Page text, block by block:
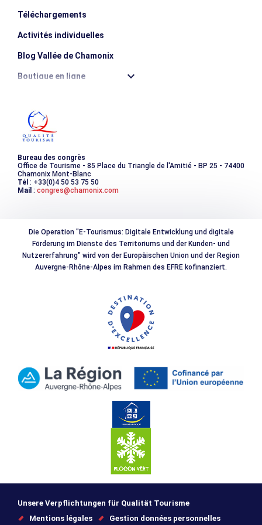
Öffnungszeiten der Skipisten und Langlaufloipen per
Gemeindeerlass verboten: Sie müssen dann auf dem
und eingeschlossen ist!
Überflug unterhalb von 1000 m/Boden verboten,
Starthöhe
Téléchargements
Activités individuelles
Blog Vallée de Chamonix
Boutique en ligne
Les incontournables
Photothèque
Bureau des congrès
Office de Tourisme - 85 Place du Triangle de l'Amitié - BP 25 - 74400
Chamonix Mont-Blanc
Tél : +33(0)4 50 53 75 50
Mail : congres@chamonix.com
Die Operation "E-Tourismus: Digitale Entwicklung und digitale
Förderung im Dienste des Territoriums und der Kunden- und
Nutzererfahrung" wird von der Europäischen Union und der Region
Auvergne-Rhône-Alpes im Rahmen des EFRE kofinanziert.
Unsere Verpflichtungen für Qualität Tourisme
Mentions légales
Gestion données personnelles